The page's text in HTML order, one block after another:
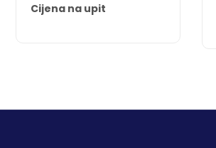
Cijena na upit